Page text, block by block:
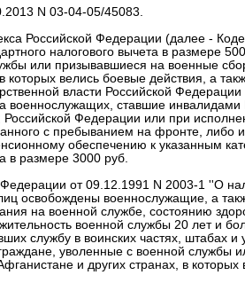
N 03-04-05/45083.
Российской Федерации (далее -
налогового вычета в размере
или призывавшиеся на военные
которых велись боевые действия, а
власти Российской
ставшие инвалидами
Федерации или при
с пребыванием на фронте, либо
обеспечению к указанным
в размере 3000 руб.
Федерации от 09.12.1991 N 2003-1 ''О
освобождены военнослужащие, а
на военной службе, состоянию
военной службы 20 лет и
службу в воинских частях, штабах и
уволенные с военной службы
и других странах, в которых